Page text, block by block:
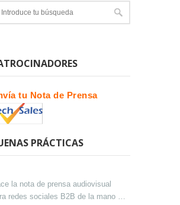
tu Nota de Prensa
PRÁCTICAS
la nota de prensa audiovisual
redes sociales B2B de la mano de